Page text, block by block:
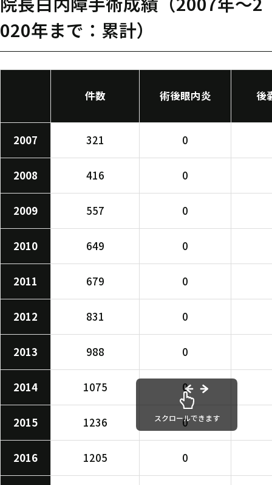
020年まで：累計）
件数 術後眼内炎 後
2007 321 0
2008 416 0
2009 557 0
2010 649 0
2011 679 0
2012 831 0
2013 988 0
2014 1075 0
2015 1236 0
2016 1205 0
スクロールできます